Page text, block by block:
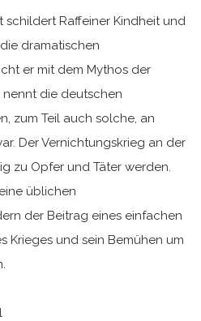
Raffeiner Kindheit und
dramatischen
er mit dem Mythos der
die deutschen
zum Teil auch solche, an
Der Vernichtungskrieg an der
zu Opfer und Täter werden.
üblichen
der Beitrag eines einfachen
Krieges und sein Bemühen um